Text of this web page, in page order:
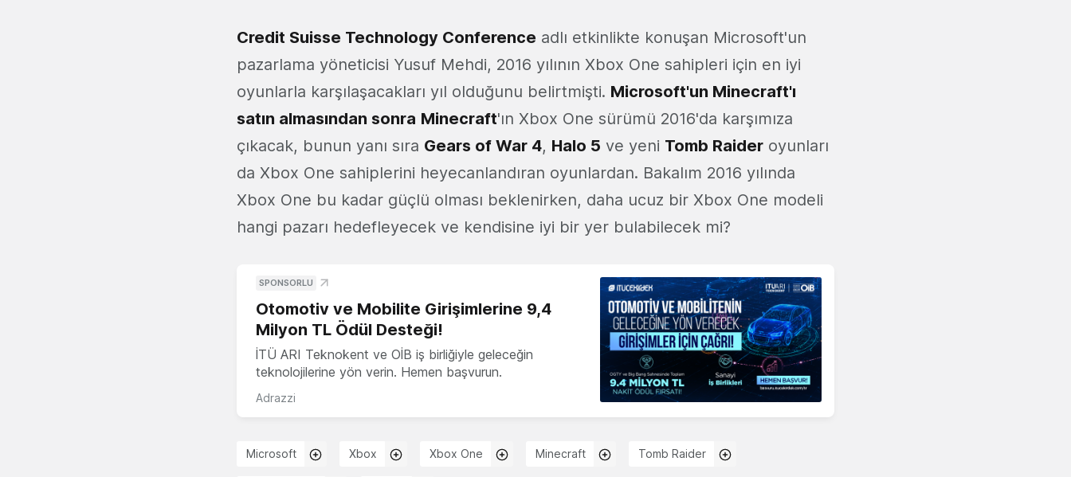
Credit Suisse Technology Conference adlı etkinlikte konuşan Microsoft'un
pazarlama yöneticisi Yusuf Mehdi, 2016 yılının Xbox One sahipleri için en iyi
oyunlarla karşılaşacakları yıl olduğunu belirtmişti. Microsoft'un Minecraft'ı
satın almasından sonra Minecraft'ın Xbox One sürümü 2016'da karşımıza
çıkacak, bunun yanı sıra Gears of War 4, Halo 5 ve yeni Tomb Raider oyunları
da Xbox One sahiplerini heyecanlandıran oyunlardan. Bakalım 2016 yılında
Xbox One bu kadar güçlü olması beklenirken, daha ucuz bir Xbox One modeli
hangi pazarı hedefleyecek ve kendisine iyi bir yer bulabilecek mi?
SPONSORLU
Otomotiv ve Mobilite Girişimlerine 9,4
Milyon TL Ödül Desteği!
İTÜ ARI Teknokent ve OİB iş birliğiyle geleceğin
teknolojilerine yön verin. Hemen başvurun.
Adrazzi
Microsoft Xbox Xbox One Minecraft Tomb Raider